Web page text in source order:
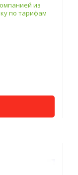
из
по тарифам